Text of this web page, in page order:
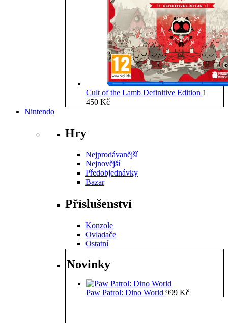
Cult of the Lamb Definitive Edition 1
450 Kč
Nintendo
Hry
Nejprodávanější
Nejnovější
Předobjednávky
Bazar
Příslušenství
Konzole
Ovladače
Ostatní
Novinky
Paw Patrol: Dino World 999 Kč